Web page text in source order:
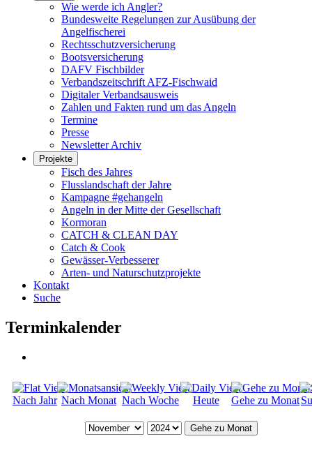
Wie werde ich Angler?
Bundesweite Regelungen zur Ausübung der
Angelfischerei
Rechtsschutzversicherung
Bootsversicherung
DAFV Fischbilder
Verbandszeitschrift AFZ-Fischwaid
Digitaler Verbandsausweis
Zahlen und Fakten rund um das Angeln
Termine
Presse
Newsletter Archiv
Projekte
Fisch des Jahres
Flusslandschaft der Jahre
Kampagne #gehangeln
Angeln in der Mitte der Gesellschaft
Kormoran
CATCH & CLEAN DAY
Catch & Cook
Gewässer-Verbesserer
Arten- und Naturschutzprojekte
Kontakt
Suche
Terminkalender
Nach Jahr Nach Monat Nach Woche Heute Gehe zu Monat
Gehe zu Monat